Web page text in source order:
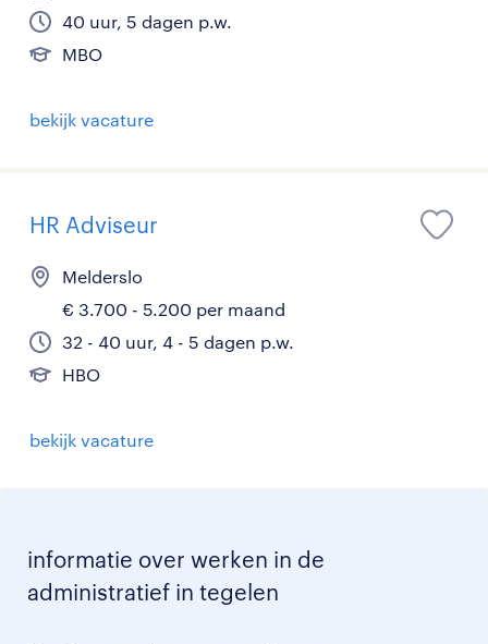
40 uur, 5 dagen p.w.
MBO
bekijk vacature
HR Adviseur
Melderslo
€ 3.700 - 5.200 per maand
32 - 40 uur, 4 - 5 dagen p.w.
HBO
bekijk vacature
informatie over werken in de
administratief in tegelen